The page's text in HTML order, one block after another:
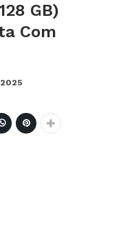
GB)
Com